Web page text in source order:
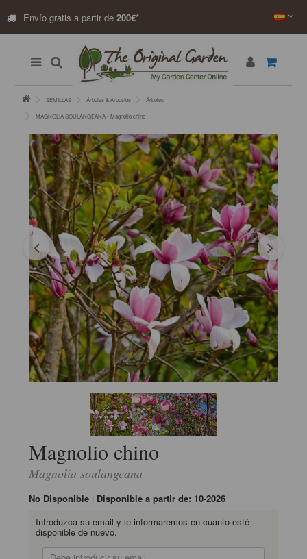
Envío gratis a partir de 200€*
SEMILLAS Árboles & Arbustos Árboles
MAGNOLIA SOULANGEANA - Magnolio chino
Magnolio chino
Magnolia soulangeana
No Disponible | Disponible a partir de: 10-2026
Introduzca su email y le informaremos en cuanto esté
disponible de nuevo.